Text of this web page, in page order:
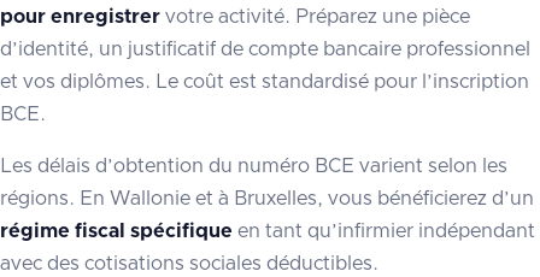
pour enregistrer votre activité. Préparez une pièce
d’identité, un justificatif de compte bancaire professionnel
et vos diplômes. Le coût est standardisé pour l’inscription
BCE.
Les délais d’obtention du numéro BCE varient selon les
régions. En Wallonie et à Bruxelles, vous bénéficierez d’un
régime fiscal spécifique en tant qu’infirmier indépendant
avec des cotisations sociales déductibles.